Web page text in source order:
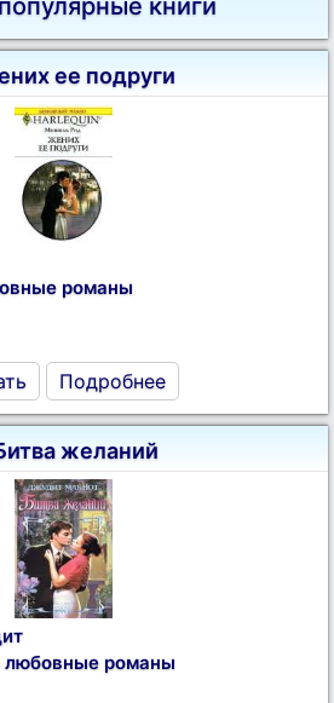
книги
ее подруги
романы
Подробнее
желаний
романы